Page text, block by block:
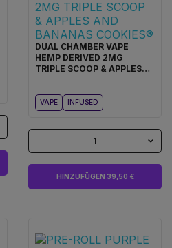
DUAL CHAMBER VAPE
HEMP DERIVED 2MG
TRIPLE SCOOP & APPLES
VAPE INFUSED
1
HINZUFÜGEN 39,50 €